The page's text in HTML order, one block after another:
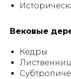
Вековые
Кедры